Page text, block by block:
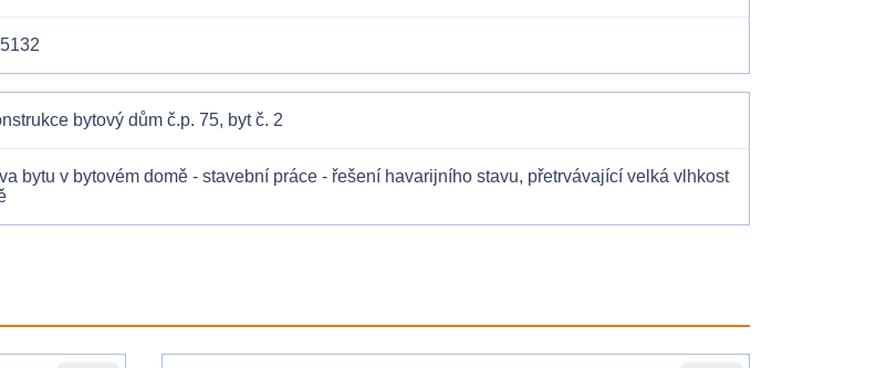
bytový dům č.p. 75, byt č. 2
bytu v bytovém domě - stavební práce - řešení havarijního stavu, přetrvávající velká vlhkost